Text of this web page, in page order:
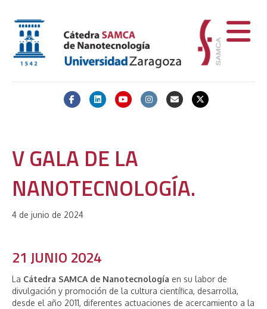
FacebookLinkedinYoutubeInstagramEmail X-twitter
V GALA DE LA
NANOTECNOLOGÍA.
4 de junio de 2024
21 JUNIO 2024
La Cátedra SAMCA de Nanotecnología en su labor de
divulgación y promoción de la cultura científica, desarrolla,
desde el año 2011, diferentes actuaciones de acercamiento a la